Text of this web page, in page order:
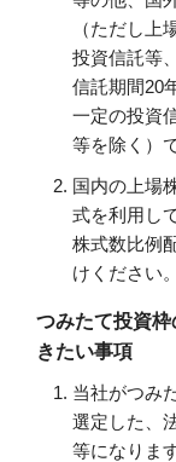
（ただし上
投資信託等
信託期間20
一定の投資
等を除く）
国内の上場
式を利用し
株式数比例
けください。
つみたて投資
きたい事項
当社がつみ
選定した、
等になります